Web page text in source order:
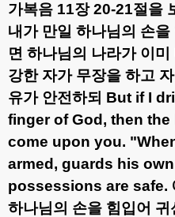
가복음 11장20-21절을
내가 만일 하나님의 손
면 하나님의 나라가 이
강한 자가 무장을 하고
유가 안전하되 But if I
finger of God, then
come upon you.
armed, guards his
possessions are safe.
하나님의 손을 힘입어